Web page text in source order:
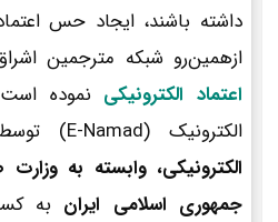
داشته باشند، ایجاد حس
ازهمین‌رو شبکه مترجمین
اعتماد الکترونیکی نموده
الکترونیک (E-Namad) توسط م
الکترونیکی، وابسته به
جمهوری اسلامی ایران به